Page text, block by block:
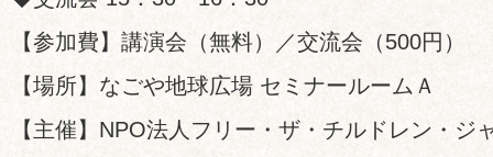
【参加費】講演会（無料）／交流会（500円）
【場所】なごや地球広場 セミナールームＡ
【主催】NPO法人フリー・ザ・チルドレン・ジ